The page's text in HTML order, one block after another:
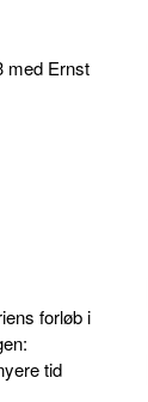
med Ernst
forløb i
tid